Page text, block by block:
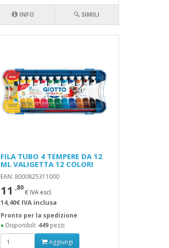
INFO 🔍 SIMILI
FILA TUBO 4 TEMPERE DA 12
ML VALIGETTA 12 COLORI
EAN: 8000825311000
11 ,80
€ IVA escl.
14,40€ IVA inclusa
Pronto per la spedizione
● Disponibili: 449 pezzi
Aggiungi